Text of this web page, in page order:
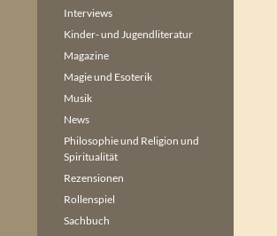
Interviews
Kinder- und Jugendliteratur
Magazine
Magie und Esoterik
Musik
News
Philosophie und Religion und
Spiritualität
Rezensionen
Rollenspiel
Sachbuch